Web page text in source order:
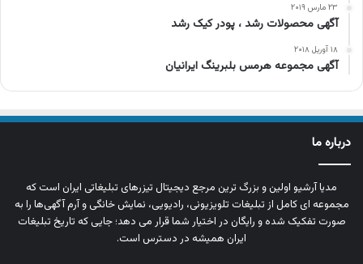
۲۳ مارس ۲۰۱۹
آگهی محصولات رشد ، پودر کیک رشد
۱۸ آوریل ۲۰۱۸
آگهی مجموعه هرمس بلبرینگ ایرانیان
درباره ما
مدیا آرشیو اولین و بزرگ‌ ترین مرجع دیجیتال تیزرهای تبلیغاتی ایران است که
مجموعه‌ ای کامل از تبلیغات تلویزیونی، رادیویی، نمایش خانگی و آرم‌ آگهی‌ها را به‌
صورت تفکیک‌ شده و رایگان در اختیار شما قرار می‌ دهد؛ جایی که تاریخ تبلیغات
ایران همیشه در دسترس است.